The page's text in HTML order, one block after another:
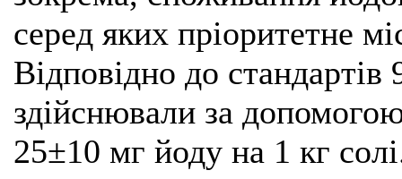
серед яких пріоритетне
Відповідно до
здійснювали за
25±10 мг йоду на 1 кг